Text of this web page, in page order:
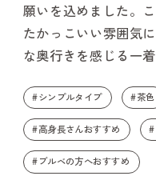
願いを込めました。
たかっこいい雰囲気
な奥行きを感じる一着
#シンプルタイプ #茶色
#高身長さんおすすめ
#ブルベの方へおすすめ